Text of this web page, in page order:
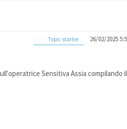
Topic starter 26/02/2025
Sensitiva Assia compilando